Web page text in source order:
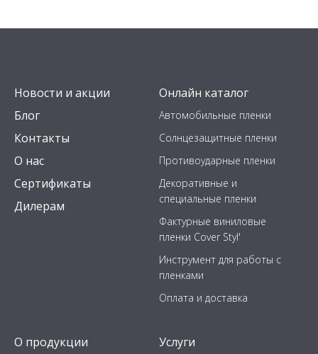
Новости и акции
Блог
Контакты
О нас
Сертификаты
Дилерам
Онлайн каталог
Автомобильные пленки
Солнцезащитные пленки
Противоударные пленки
Декоративные и
специальные пленки
Фактурные виниловые
пленки Cover Styl'
Инструмент для работы с
пленками
Оплата и доставка
О продукции Услуги